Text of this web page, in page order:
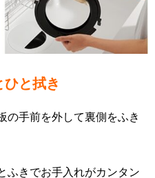
ひと拭き
の手前を外して裏側をふき
ふきでお手入れがカンタン